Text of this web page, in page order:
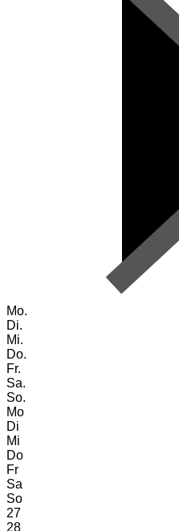
Mo.
Di.
Mi.
Do.
Fr.
Sa.
So.
Mo
Di
Mi
Do
Fr
Sa
So
27
28